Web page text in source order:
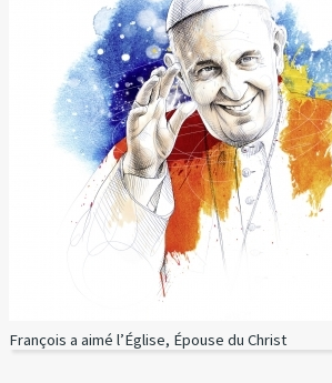
François a aimé l’Église, Épouse du Christ